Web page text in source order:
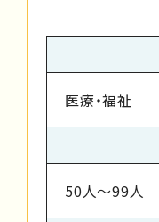
医療・福祉
50人～99人